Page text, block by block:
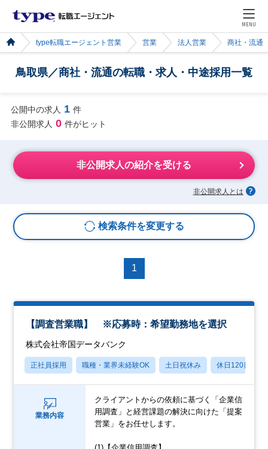
MENU
type転職エージェント営業 営業 法人営業 商社・流通
鳥取県／商社・流通の転職・求人・中途採用一覧
公開中の求人 1 件
非公開求人 0 件がヒット
非公開求人の紹介を受ける
非公開求人とは
検索条件を変更する
1
【調査営業職】 ※応募時：希望勤務地を選択
株式会社帝国データバンク
正社員採用 職種・業界未経験OK 土日祝休み 休日120日以上
業務内容
クライアントからの依頼に基づく「企業信
用調査」と経営課題の解決に向けた「提案
営業」をお任せします。